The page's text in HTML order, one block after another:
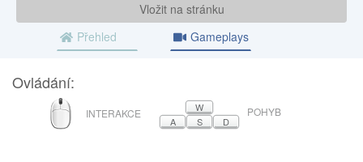
Vložit na stránku
Přehled
Gameplays
Ovládání:
MYŠ
INTERAKCE
W
A
S D
POHYB